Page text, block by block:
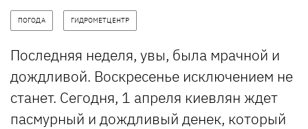
ПОГОДА ГИДРОМЕТЦЕНТР
Последняя неделя, увы, была мрачной и
дождливой. Воскресенье исключением не
станет. Сегодня, 1 апреля киевлян ждет
пасмурный и дождливый денек, который